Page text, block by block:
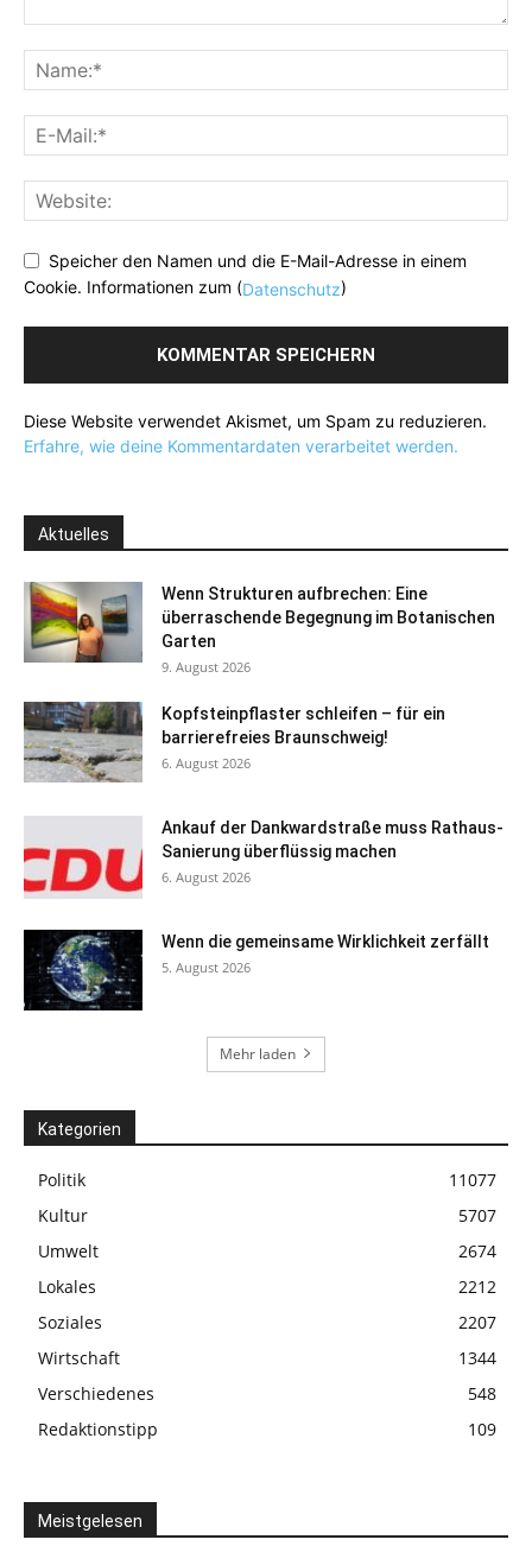
Speicher den Namen und die E-Mail-Adresse in einem
Cookie. Informationen zum (Datenschutz)
Diese Website verwendet Akismet, um Spam zu reduzieren.
Erfahre, wie deine Kommentardaten verarbeitet werden.
Aktuelles
Wenn Strukturen aufbrechen: Eine
überraschende Begegnung im Botanischen
Garten
9. August 2026
Kopfsteinpflaster schleifen – für ein
barrierefreies Braunschweig!
6. August 2026
Ankauf der Dankwardstraße muss Rathaus-
Sanierung überflüssig machen
6. August 2026
Wenn die gemeinsame Wirklichkeit zerfällt
5. August 2026
Mehr laden
Kategorien
Politik
11077
Kultur
5707
Umwelt
2674
Lokales
2212
Soziales
2207
Wirtschaft
1344
Verschiedenes
548
Redaktionstipp
109
Meistgelesen